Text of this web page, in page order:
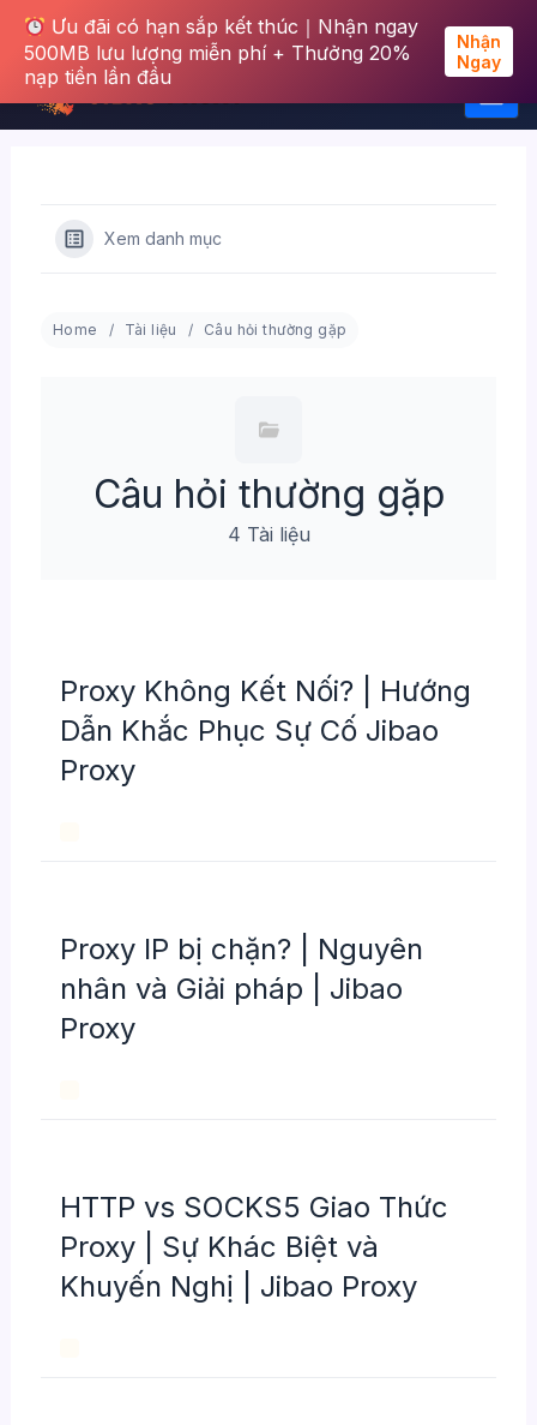
Ưu đãi có hạn sắp kết thúc｜Nhận ngay
500MB lưu lượng miễn phí + Thưởng 20%
nạp tiền lần đầu
Nhận
Ngay
Xem danh mục
Home Tài liệu Câu hỏi thường gặp
Câu hỏi thường gặp
4 Tài liệu
Proxy Không Kết Nối? | Hướng
Dẫn Khắc Phục Sự Cố Jibao
Proxy
Proxy IP bị chặn? | Nguyên
nhân và Giải pháp | Jibao
Proxy
HTTP vs SOCKS5 Giao Thức
Proxy | Sự Khác Biệt và
Khuyến Nghị | Jibao Proxy